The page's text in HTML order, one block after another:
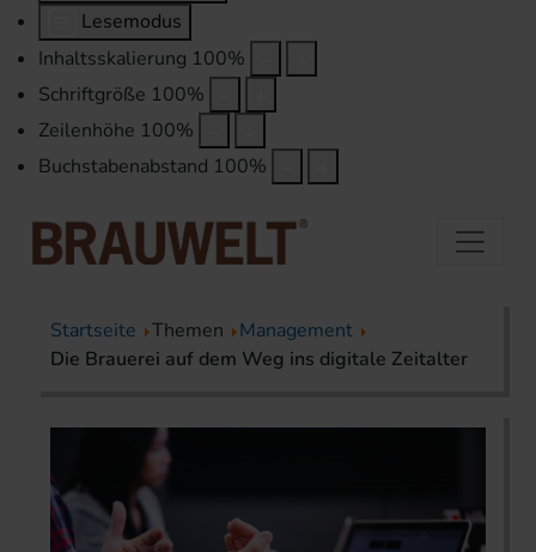
Lesemodus
Inhaltsskalierung 100%
Schriftgröße 100%
Zeilenhöhe 100%
Buchstabenabstand 100%
Startseite Themen
Management
Die Brauerei auf dem Weg ins digitale Zeitalter